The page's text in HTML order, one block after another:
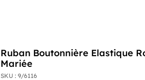
Ruban Boutonnière Elastique
Mariée
SKU : 9/6116